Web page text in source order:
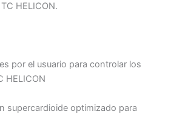
HELICON.
por el usuario para controlar los
HELICON
supercardioide optimizado para